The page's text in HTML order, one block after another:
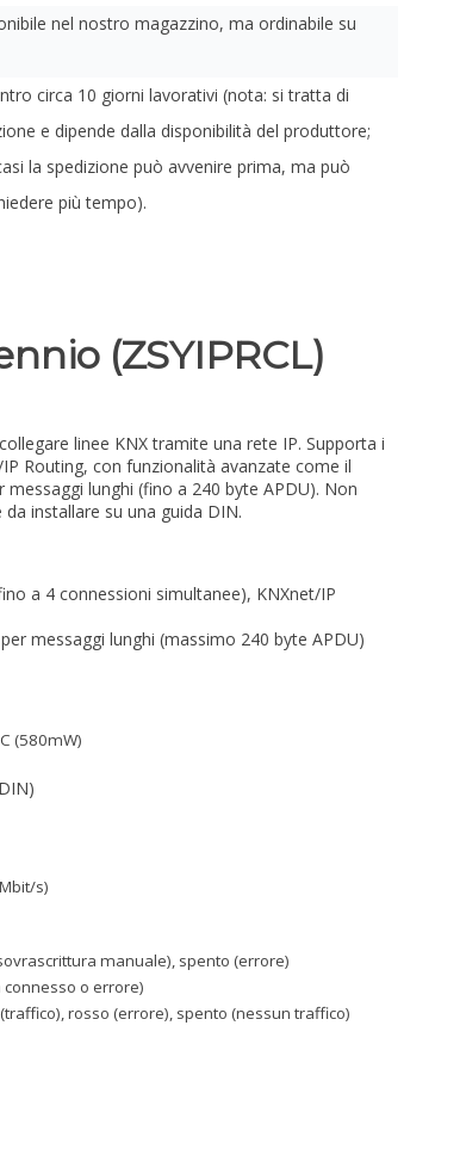
nel nostro magazzino, ma ordinabile su
circa 10 giorni lavorativi (nota: si tratta di
e dipende dalla disponibilità del produttore;
la spedizione può avvenire prima, ma può
più tempo).
(ZSYIPRCL)
linee KNX tramite una rete IP. Supporta i
Routing, con funzionalità avanzate come il
lunghi (fino a 240 byte APDU). Non
installare su una guida DIN.
a 4 connessioni simultanee), KNXnet/IP
messaggi lunghi (massimo 240 byte APDU)
(580mW)
s)
manuale), spento (errore)
connesso o errore)
rosso (errore), spento (nessun traffico)